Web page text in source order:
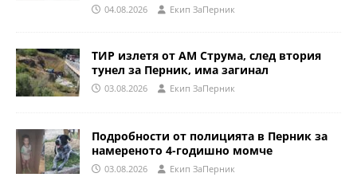
04.08.2026 Eкип ЗаПерник
ТИР излетя от АМ Струма, след втория
тунел за Перник, има загинал
03.08.2026 Eкип ЗаПерник
Подробности от полицията в Перник за
намереното 4-годишно момче
03.08.2026 Eкип ЗаПерник